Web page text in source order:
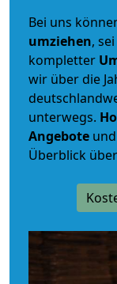
Bei uns
umziehen,
kompletter
wir über die
unterwegs.
Angebote
Überblick